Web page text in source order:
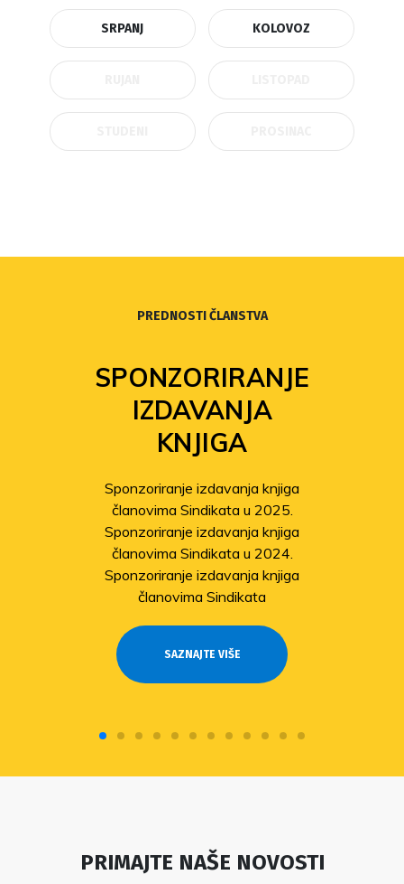
SRPANJ KOLOVOZ
PREDNOSTI ČLANSTVA
SPONZORIRANJE
IZDAVANJA
KNJIGA
Sponzoriranje izdavanja knjiga
članovima Sindikata u 2025.
Sponzoriranje izdavanja knjiga
članovima Sindikata u 2024.
Sponzoriranje izdavanja knjiga
članovima Sindikata
SAZNAJTE VIŠE
PRIMAJTE NAŠE NOVOSTI